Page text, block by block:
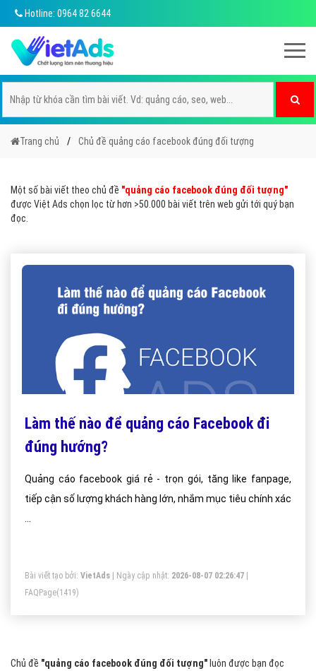
Hotline: 0964 82 6644
Trang chủ Chủ đề quảng cáo facebook đúng đối tượng
Một số bài viết theo chủ đề "quảng cáo facebook đúng đối tượng"
được Việt Ads chọn lọc từ hơn >50.000 bài viết trên web gửi tới quý bạn
đọc.
Làm thế nào để quảng cáo Facebook đi
đúng hướng?
Quảng cáo facebook giá rẻ - trọn gói, tăng like fanpage,
tiếp cận số lượng khách hàng lớn, nhắm mục tiêu chính xác
Bài viết tạo bởi: VietAds | Ngày cập nhật: 2026-08-07 02:26:47
FAQPage(1419)
Chủ đề "quảng cáo facebook đúng đối tượng" luôn được bạn đọc